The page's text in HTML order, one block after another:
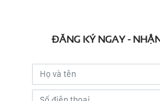
ĐĂNG KÝ NGAY -